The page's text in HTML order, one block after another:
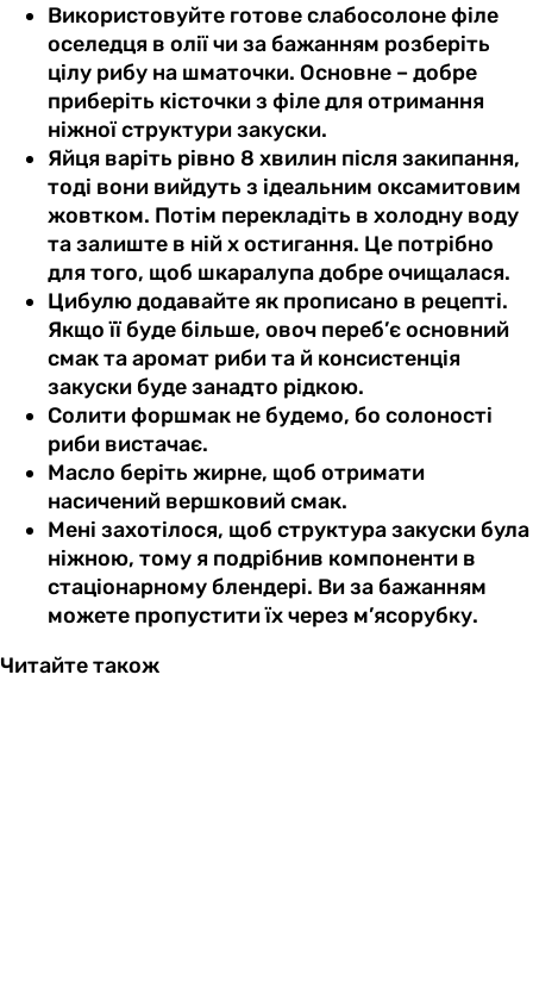
Використовуйте готове слабосолоне філе
оселедця в олії чи за бажанням розберіть
цілу рибу на шматочки. Основне – добре
приберіть кісточки з філе для отримання
ніжної структури закуски.
Яйця варіть рівно 8 хвилин після закипання,
тоді вони вийдуть з ідеальним оксамитовим
жовтком. Потім перекладіть в холодну воду
та залиште в ній х остигання. Це потрібно
для того, щоб шкаралупа добре очищалася.
Цибулю додавайте як прописано в рецепті.
Якщо її буде більше, овоч переб’є основний
смак та аромат риби та й консистенція
закуски буде занадто рідкою.
Солити форшмак не будемо, бо солоності
риби вистачає.
Масло беріть жирне, щоб отримати
насичений вершковий смак.
Мені захотілося, щоб структура закуски була
ніжною, тому я подрібнив компоненти в
стаціонарному блендері. Ви за бажанням
можете пропустити їх через м’ясорубку.
Читайте також